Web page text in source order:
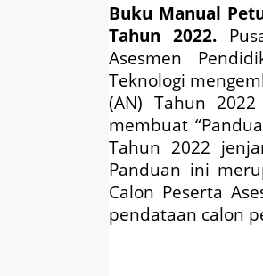
Buku Manual
Tahun 2022.
Asesmen
Teknologi
(AN) Tahun
membuat
Tahun 2022
Panduan ini
Calon Peserta
pendataan calon